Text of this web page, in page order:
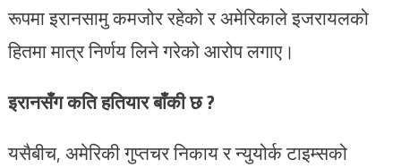
रूपमा इरानसामु कमजोर रहेको र अमेरिकाले इजरायलको
हितमा मात्र निर्णय लिने गरेको आरोप लगाए।
इरानसँग कति हतियार बाँकी छ ?
यसैबीच, अमेरिकी गुप्तचर निकाय र न्युयोर्क टाइम्सको